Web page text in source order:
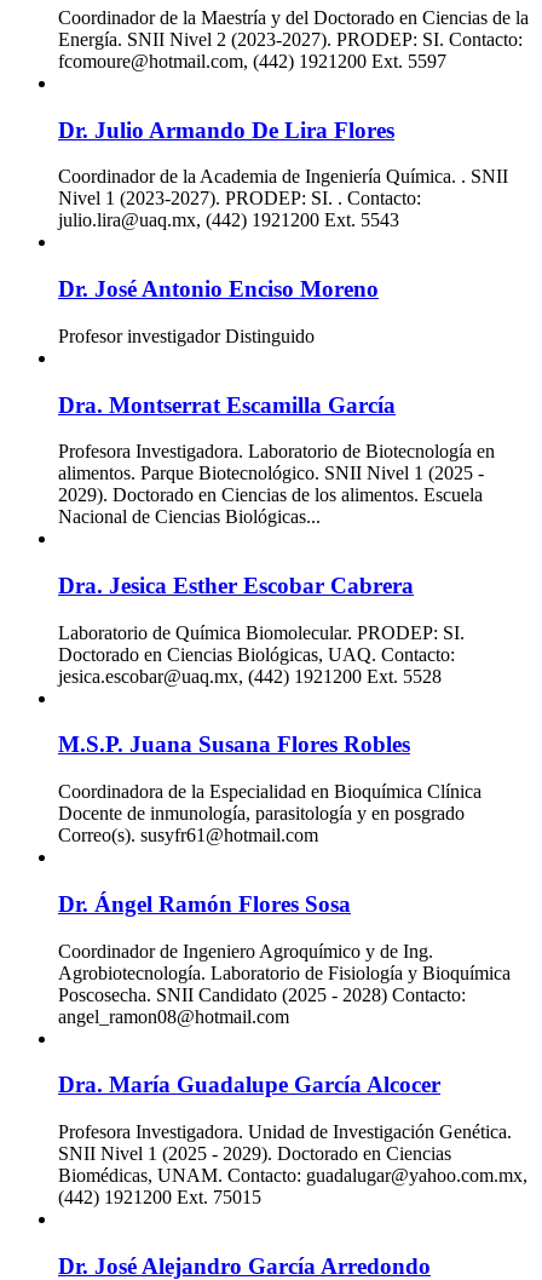
Coordinador de la Maestría y del Doctorado en Ciencias de la
Energía. SNII Nivel 2 (2023-2027). PRODEP: SI. Contacto:
fcomoure@hotmail.com, (442) 1921200 Ext. 5597
Dr. Julio Armando De Lira Flores
Coordinador de la Academia de Ingeniería Química. . SNII
Nivel 1 (2023-2027). PRODEP: SI. . Contacto:
julio.lira@uaq.mx, (442) 1921200 Ext. 5543
Dr. José Antonio Enciso Moreno
Profesor investigador Distinguido
Dra. Montserrat Escamilla García
Profesora Investigadora. Laboratorio de Biotecnología en
alimentos. Parque Biotecnológico. SNII Nivel 1 (2025 -
2029). Doctorado en Ciencias de los alimentos. Escuela
Nacional de Ciencias Biológicas...
Dra. Jesica Esther Escobar Cabrera
Laboratorio de Química Biomolecular. PRODEP: SI.
Doctorado en Ciencias Biológicas, UAQ. Contacto:
jesica.escobar@uaq.mx, (442) 1921200 Ext. 5528
M.S.P. Juana Susana Flores Robles
Coordinadora de la Especialidad en Bioquímica Clínica
Docente de inmunología, parasitología y en posgrado
Correo(s). susyfr61@hotmail.com
Dr. Ángel Ramón Flores Sosa
Coordinador de Ingeniero Agroquímico y de Ing.
Agrobiotecnología. Laboratorio de Fisiología y Bioquímica
Poscosecha. SNII Candidato (2025 - 2028) Contacto:
angel_ramon08@hotmail.com
Dra. María Guadalupe García Alcocer
Profesora Investigadora. Unidad de Investigación Genética.
SNII Nivel 1 (2025 - 2029). Doctorado en Ciencias
Biomédicas, UNAM. Contacto: guadalugar@yahoo.com.mx,
(442) 1921200 Ext. 75015
Dr. José Alejandro García Arredondo